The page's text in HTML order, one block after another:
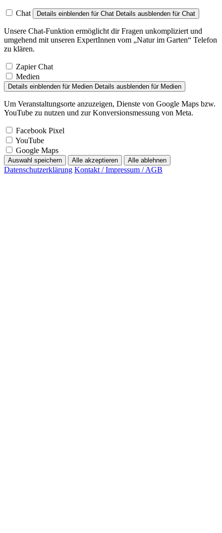
Chat Details einblenden für Chat Details ausblenden für Chat
Unsere Chat-Funktion ermöglicht dir Fragen unkompliziert und
umgehend mit unseren ExpertInnen vom „Natur im Garten“ Telefon
zu klären.
Zapier Chat
Medien
Details einblenden für Medien Details ausblenden für Medien
Um Veranstaltungsorte anzuzeigen, Dienste von Google Maps bzw.
YouTube zu nutzen und zur Konversionsmessung von Meta.
Facebook Pixel
YouTube
Google Maps
Auswahl speichern Alle akzeptieren Alle ablehnen
Datenschutzerklärung Kontakt / Impressum / AGB